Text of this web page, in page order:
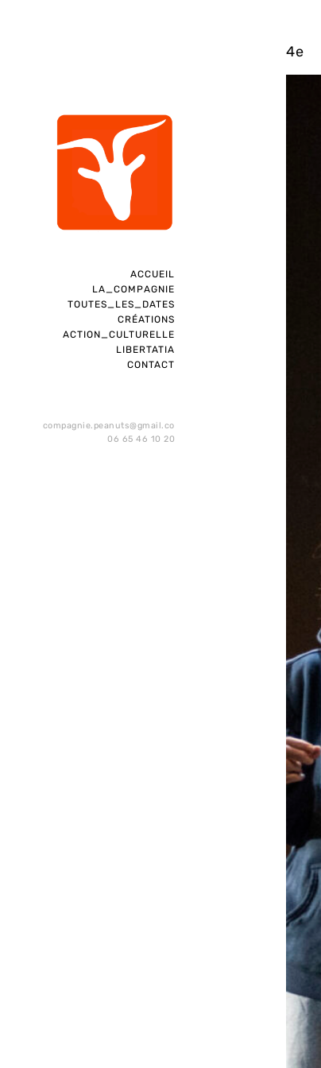
ACCUEIL
LA_COMPAGNIE
TOUTES_LES_DATES
CRÉATIONS
ACTION_CULTURELLE
LIBERTATIA
CONTACT
compagnie.peanuts@gmail.com
06 65 46 10 20
4e